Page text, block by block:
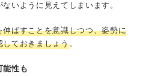
いように見えてしまいます。
ばすことを意識しつつ、姿勢に
しておきましょう。
能性も